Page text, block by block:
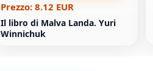
Prezzo: 8.12 EUR
Il libro di Malva Landa. Yuri
Winnichuk